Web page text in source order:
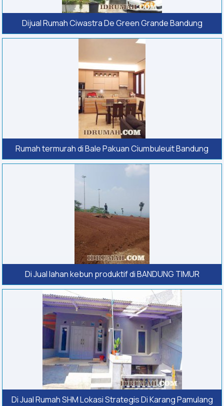
Dijual Rumah Ciwastra De Green Grande Bandung
Rumah termurah di Bale Pakuan Ciumbuleuit Bandung
Di Jual lahan kebun produktif di BANDUNG TIMUR
Di Jual Rumah SHM Lokasi Strategis Di Karang Pamulang